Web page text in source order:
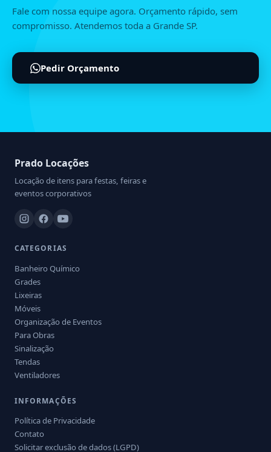
Fale com nossa equipe agora. Orçamento rápido, sem
compromisso. Atendemos toda a Grande SP.
Pedir Orçamento
Prado Locações
Locação de itens para festas, feiras e
eventos corporativos
CATEGORIAS
Banheiro Químico
Grades
Lixeiras
Móveis
Organização de Eventos
Para Obras
Sinalização
Tendas
Ventiladores
INFORMAÇÕES
Política de Privacidade
Contato
Solicitar exclusão de dados (LGPD)